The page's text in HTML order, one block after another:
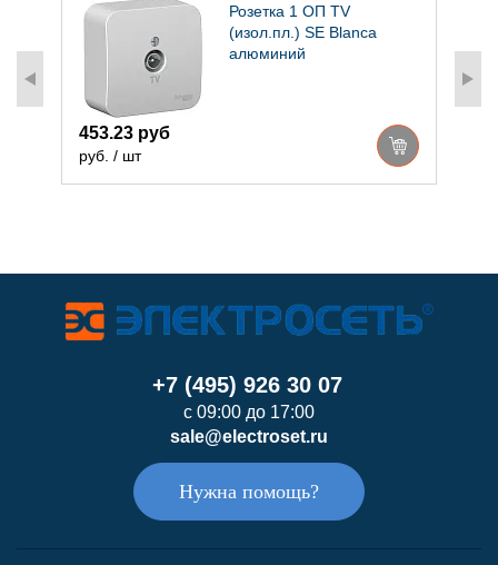
Розетка 1 ОП TV
(изол.пл.) SE Blanca
алюминий
453.23 руб
руб. / шт
+7 (495) 926 30 07
с 09:00 до 17:00
sale@electroset.ru
Нужна помощь?